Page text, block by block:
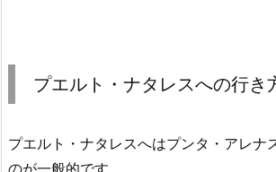
プエルト・ナタレスへの行き
プエルト・ナタレスへはプンタ・アレナ